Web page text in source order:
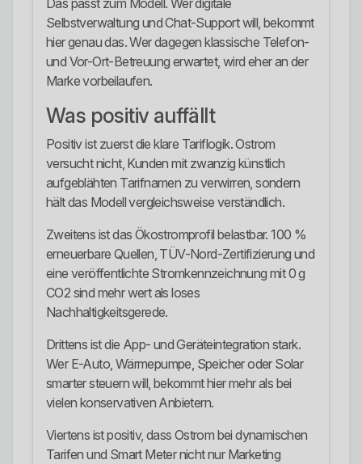
Das passt zum Modell. Wer digitale
Selbstverwaltung und Chat-Support will, bekommt
hier genau das. Wer dagegen klassische Telefon-
und Vor-Ort-Betreuung erwartet, wird eher an der
Marke vorbeilaufen.
Was positiv auffällt
Positiv ist zuerst die klare Tariflogik. Ostrom
versucht nicht, Kunden mit zwanzig künstlich
aufgeblähten Tarifnamen zu verwirren, sondern
hält das Modell vergleichsweise verständlich.
Zweitens ist das Ökostromprofil belastbar. 100 %
erneuerbare Quellen, TÜV-Nord-Zertifizierung und
eine veröffentlichte Stromkennzeichnung mit 0 g
CO2 sind mehr wert als loses
Nachhaltigkeitsgerede.
Drittens ist die App- und Geräteintegration stark.
Wer E-Auto, Wärmepumpe, Speicher oder Solar
smarter steuern will, bekommt hier mehr als bei
vielen konservativen Anbietern.
Viertens ist positiv, dass Ostrom bei dynamischen
Tarifen und Smart Meter nicht nur Marketing